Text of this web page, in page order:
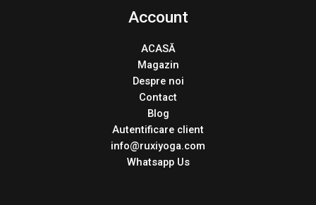
Account
ACASĂ
Magazin
Despre noi
Contact
Blog
Autentificare client
info@ruxiyoga.com
Whatsapp Us